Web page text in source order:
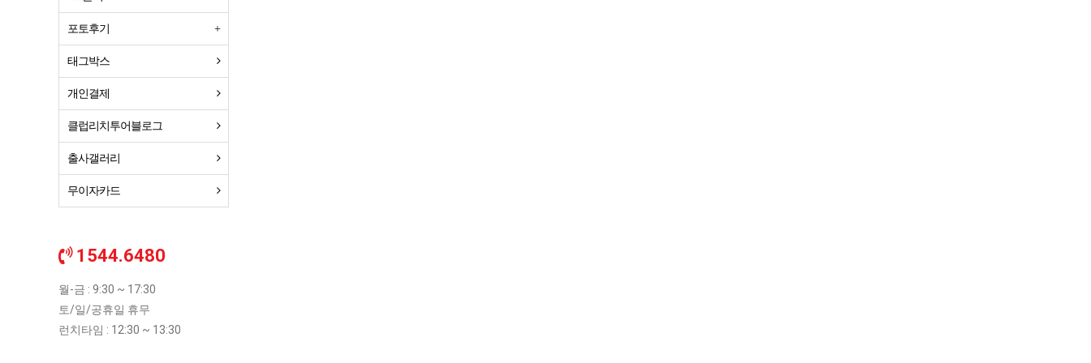
포토후기
태그박스
개인결제
클럽리치투어블로그
출사갤러리
무이자카드
1544.6480
월-금 : 9:30 ~ 17:30
토/일/공휴일 휴무
런치타임 : 12:30 ~ 13:30